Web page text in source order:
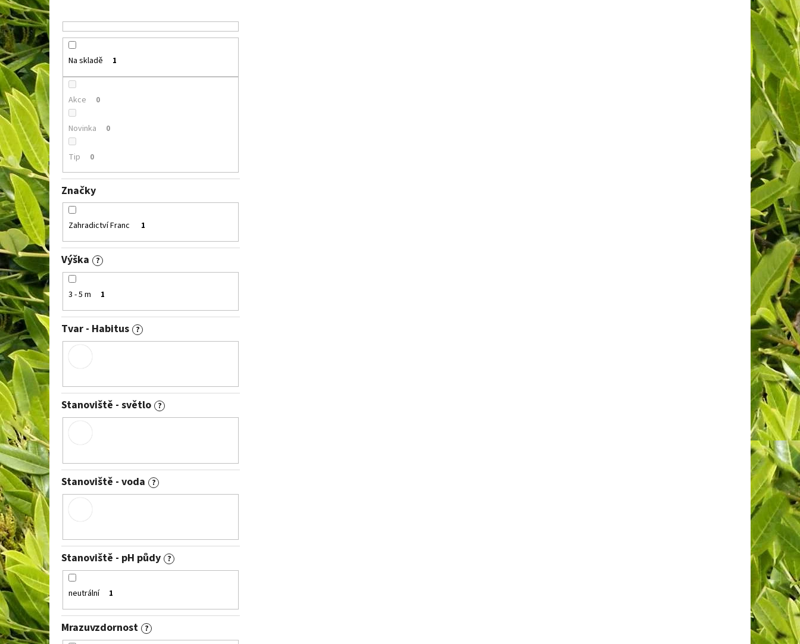
Na skladě 1
Akce 0
Novinka 0
Tip 0
Značky
Zahradictví Franc 1
Výška ?
3 - 5 m 1
Tvar - Habitus ?
Stanoviště - světlo ?
Stanoviště - voda ?
Stanoviště - pH půdy ?
neutrální 1
Mrazuvzdornost ?